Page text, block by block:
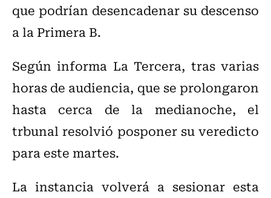
que podrían desencadenar su descenso
a la Primera B.
Según informa La Tercera, tras varias
horas de audiencia, que se prolongaron
hasta cerca de la medianoche, el
trbunal resolvió posponer su veredicto
para este martes.
La instancia volverá a sesionar esta